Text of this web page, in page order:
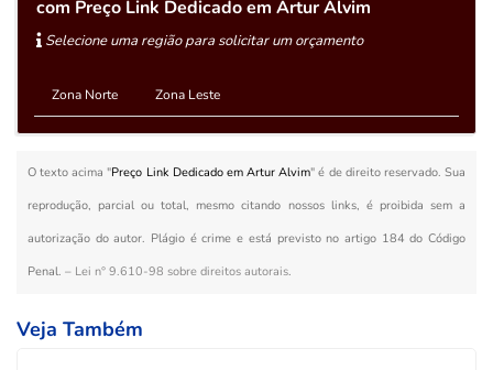
com Preço Link Dedicado em Artur Alvim
Selecione uma região para solicitar um orçamento
Zona Norte Zona Leste
O texto acima "Preço Link Dedicado em Artur Alvim" é de direito reservado. Sua
reprodução, parcial ou total, mesmo citando nossos links, é proibida sem a
autorização do autor. Plágio é crime e está previsto no artigo 184 do Código
Penal. – Lei n° 9.610-98 sobre direitos autorais.
Veja Também